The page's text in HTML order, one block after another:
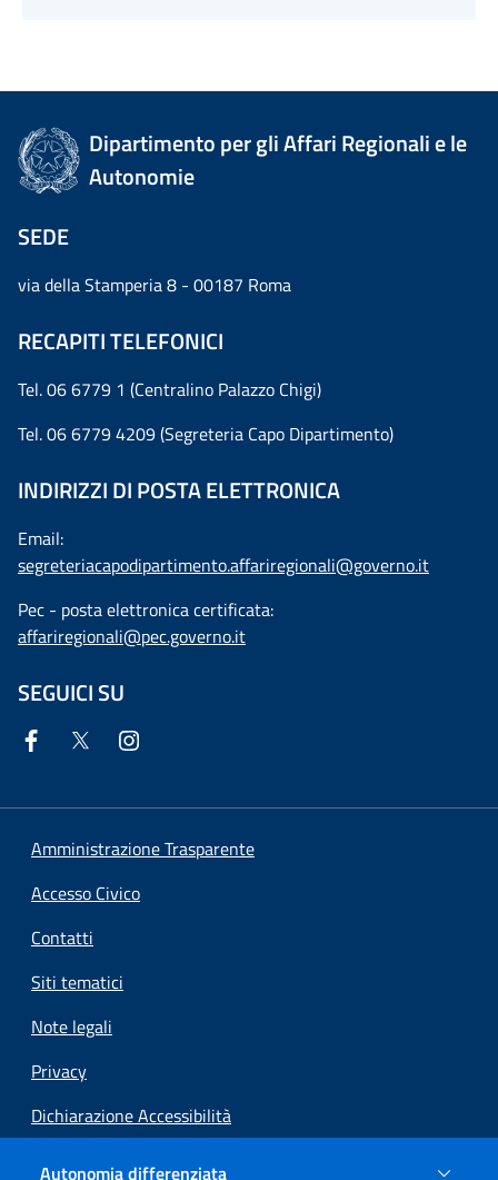
Autonomia differenziata
Dipartimento per gli Affari Regionali e le
Autonomie
SEDE
via della Stamperia 8 - 00187 Roma
RECAPITI TELEFONICI
Tel. 06 6779 1 (Centralino Palazzo Chigi)
Tel. 06 6779 4209 (Segreteria Capo Dipartimento)
INDIRIZZI DI POSTA ELETTRONICA
Email:
segreteriacapodipartimento.affariregionali@governo.it
Pec - posta elettronica certificata:
affariregionali@pec.governo.it
SEGUICI SU
Amministrazione Trasparente
Accesso Civico
Contatti
Siti tematici
Note legali
Privacy
Dichiarazione Accessibilità
Sito archeologico (Gennaio 2025)